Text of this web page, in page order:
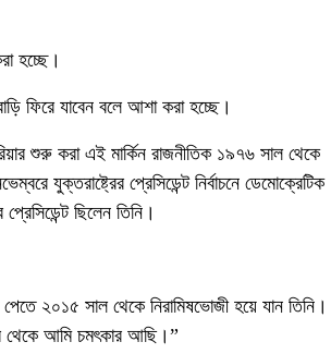
হচ্ছে।
ফিরে যাবেন বলে আশা করা হচ্ছে।
শুরু করা এই মার্কিন রাজনীতিক ১৯৭৬ সাল থেকে
যুক্তরাষ্ট্রের প্রেসিডেন্ট নির্বাচনে ডেমোক্রেটিক
ছিলেন তিনি।
২০১৫ সাল থেকে নিরামিষভোজী হয়ে যান তিনি।
থেকে আমি চমৎকার আছি।”